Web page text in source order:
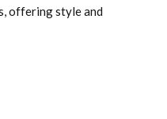
offering style and